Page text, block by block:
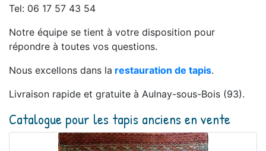
Tel: 06 17 57 43 54
Notre équipe se tient à votre disposition pour
répondre à toutes vos questions.
Nous excellons dans la restauration de tapis.
Livraison rapide et gratuite à Aulnay-sous-Bois (93).
Catalogue pour les tapis anciens en vente